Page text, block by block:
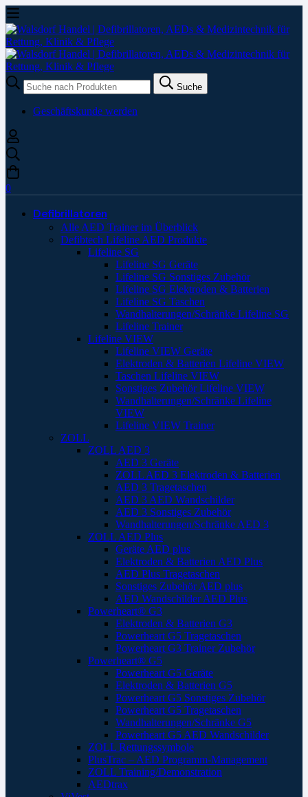
Suche
nach:
Suche
Geschäftskunde werden
0
Defibrillatoren
Alle AED Trainer im Überblick
Defibtech Lifeline AED Produkte
Lifeline SG
Lifeline SG Geräte
Lifeline SG Sonstiges Zubehör
Lifeline SG Elektroden & Batterien
Lifeline SG Taschen
Wandhalterungen/Schränke Lifeline SG
Lifeline Trainer
Lifeline VIEW
Lifeline VIEW Geräte
Elektroden & Batterien Lifeline VIEW
Taschen Lifeline VIEW
Sonstiges Zubehör Lifeline VIEW
Wandhalterungen/Schränke Lifeline
VIEW
Lifeline VIEW Trainer
ZOLL
ZOLL AED 3
AED 3 Geräte
ZOLL AED 3 Elektroden & Batterien
AED 3 Tragetaschen
AED 3 AED Wandschilder
AED 3 Sonstiges Zubehör
Wandhalterungen/Schränke AED 3
ZOLL AED Plus
Geräte AED plus
Elektroden & Batterien AED Plus
AED Plus Tragetaschen
Sonstiges Zubehör AED plus
AED Wandschilder AED Plus
Powerheart® G3
Elektroden & Batterien G3
Powerheart G5 Tragetaschen
Powerheart G3 Trainer Zubehör
Powerheart® G5
Powerheart G5 Geräte
Elektroden & Batterien G5
Powerheart G5 Sonstiges Zubehör
Powerheart G5 Tragetaschen
Wandhalterungen/Schränke G5
Powerheart G5 AED Wandschilder
ZOLL Rettungssymbole
PlusTrac – AED Programm-Management
ZOLL Training/Demonstration
AEDtrax